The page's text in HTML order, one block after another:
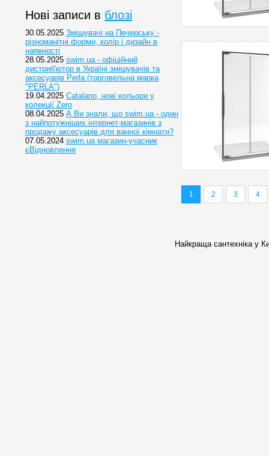
1 2 3 4
Нові записи в блозі
30.05.2025 Змішувачі на Печерську -
різноманітні форми, колір і дизайн в
наявності
28.05.2025 swim.ua - офіційний
дистриб'ютор в Україні змішувачів та
аксесуарів Perla (торговельна марка
"PERLA")
19.04.2025 Catalano, нові кольори у
колекції Zero
08.04.2025 А Ви знали, що swim.ua - один
з найпотужніших інтернет-магазинів з
продажу аксесуарів для ванної кімнати?
07.05.2024 swim.ua магазин-учасник
єВідновлення
Найкраща сантехніка у